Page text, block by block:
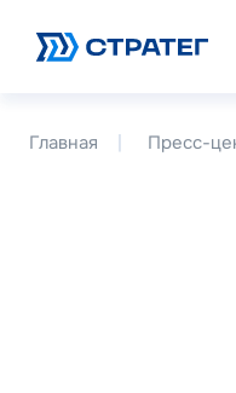
Главная Пресс-